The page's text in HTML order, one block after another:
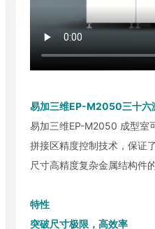
易加三维EP-M2050三十六
易加三维EP-M2050 成型室
拼接区精度控制技术，保证
尺寸高精度复杂金属结构件
特性
突破尺寸极限，高效率